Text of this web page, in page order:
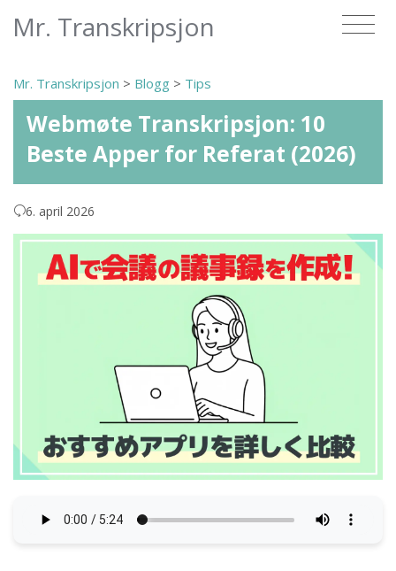
Mr. Transkripsjon
Mr. Transkripsjon > Blogg > Tips
Webmøte Transkripsjon: 10
Beste Apper for Referat (2026)
6. april 2026